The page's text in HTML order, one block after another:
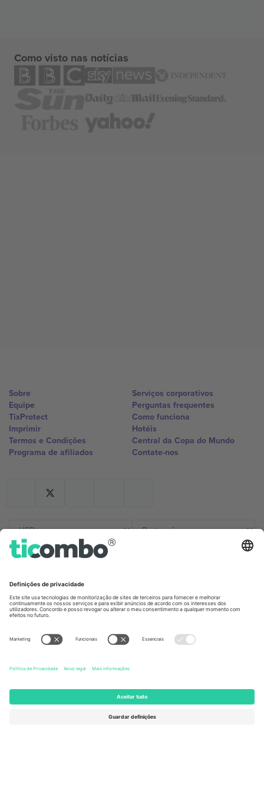
Como visto nas notícias
Sobre
Equipe
TixProtect
Imprimir
Termos e Condições
Programa de afiliados
Serviços corporativos
Perguntas frequentes
Como funciona
Hotéis
Central da Copa do Mundo
Contate-nos
Germany
Unter den Linden 24, 10117
United Kingdom
167 City Road, London, Greater
Kingdom
United States
Newark, Delaware 19713, United
States
Engelberg, Switzerland